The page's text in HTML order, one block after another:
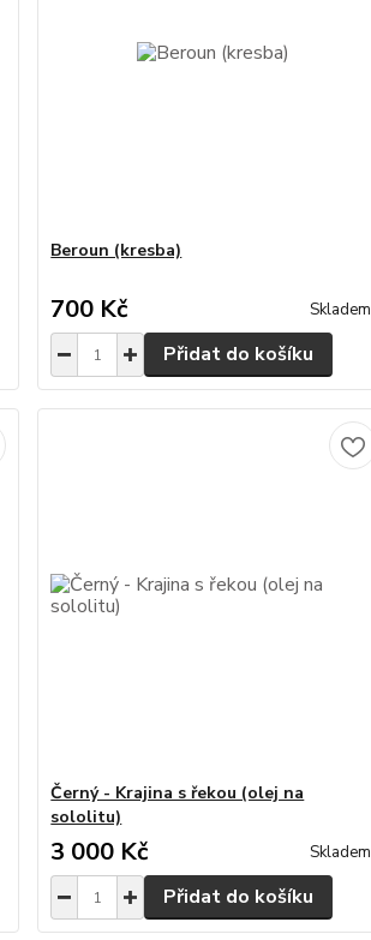
Beroun (kresba)
700 Kč Skladem
Přidat do košíku
Černý - Krajina s řekou (olej na
sololitu)
3 000 Kč Skladem
Přidat do košíku